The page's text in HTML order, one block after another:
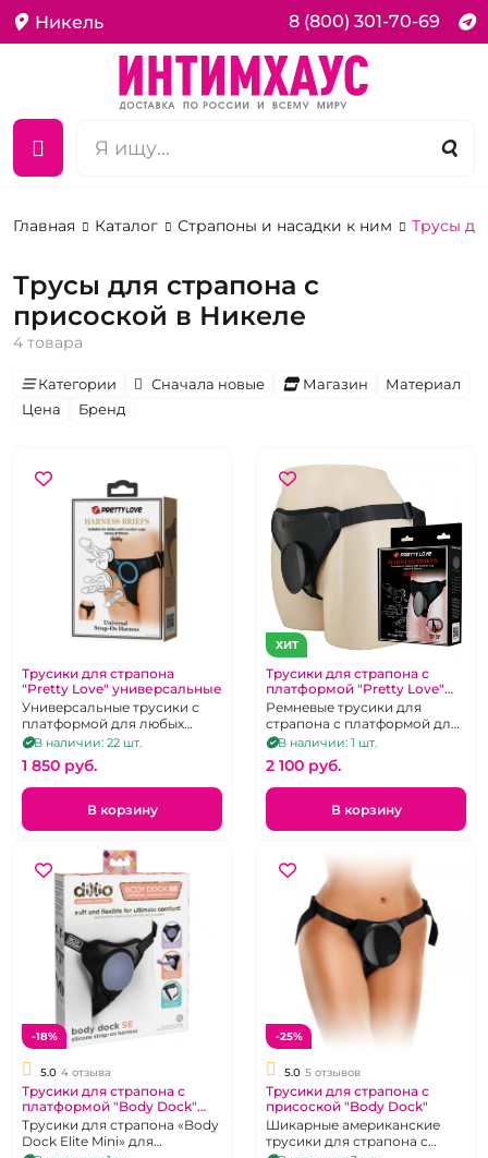
Никель 8 (800) 301-70-69
Главная Каталог Страпоны и насадки к ним Трусы
Трусы для страпона с
присоской в Никеле
4 товара
Категории Сначала новые Магазин
Материал
Цена
Бренд
Трусики для страпона
"Pretty Love" универсальные
Универсальные трусики с
платформой для любых
фаллосов и пробок с
присоской до 90мм в
диаметре.
В наличии: 22 шт.
1 850 pуб.
В корзину
ХИТ
Трусики для страпона с
платформой "Pretty Love"
Caludio1 черные
Ремневые трусики для
страпона с платформой для
любых фаллосов и пробок
на присоске
В наличии: 1 шт.
2 100 pуб.
В корзину
-18%
5.0 4 отзыва
Трусики для страпона с
платформой "Body Dock"
силиконовое крепление
Трусики для страпона «Body
Dock Elite Mini» для
-25%
5.0 5 отзывов
Трусики для страпона с
присоской "Body Dock"
Шикарные американские
трусики для страпона с